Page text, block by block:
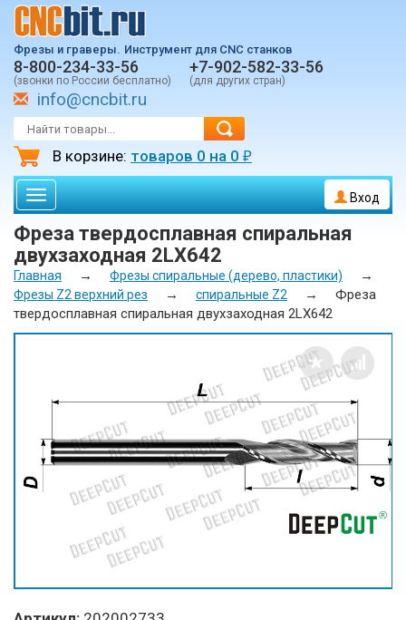
Фрезы и граверы. Инструмент для CNC станков
8-800-234-33-56
(звонки по России бесплатно)
+7-902-582-33-56
(для других стран)
info@cncbit.ru
В корзине: товаров 0 на 0 ₽
Toggle
navigation
Вход
Фреза твердосплавная спиральная
двухзаходная 2LX642
Главная → Фрезы спиральные (дерево, пластики) →
Фрезы Z2 верхний рез → спиральные Z2 →
Фреза
твердосплавная спиральная двухзаходная 2LX642